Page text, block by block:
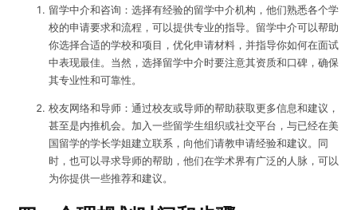
留学中介和咨询：选择有经验的留学中介机构，他们熟悉各个学
校的申请要求和流程，可以提供专业的指导。留学中介可以帮助
你选择合适的学校和项目，优化申请材料，并指导你如何在面试
中表现最佳。当然，选择留学中介时要注意其资质和口碑，确保
其专业性和可靠性。
校友网络和导师：通过校友或导师的帮助获取更多信息和建议，
甚至是内推机会。加入一些留学生组织或社交平台，与已经在美
国留学的学长学姐建立联系，向他们请教申请经验和建议。同
时，也可以寻求导师的帮助，他们在学术界有广泛的人脉，可以
为你提供一些推荐和建议。